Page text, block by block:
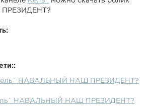
Кель` НАВАЛЬНЫЙ НАШ ПРЕЗИДЕНТ?
НАВАЛЬНЫЙ НАШ ПРЕЗИДЕНТ?